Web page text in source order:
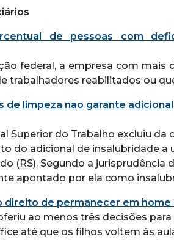
de pessoas com
federal, a empresa com mais
trabalhadores reabilitados ou
de limpeza não garante
Superior do Trabalho excluiu da
do adicional de insalubridade
(RS). Segundo a
apontado por ela como
direito de permanecer em
ao menos três decisões
até que os filhos voltem às